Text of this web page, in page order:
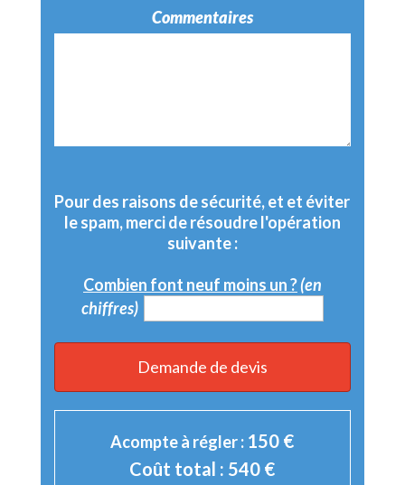
Commentaires
Pour des raisons de sécurité, et et éviter
le spam, merci de résoudre l'opération
suivante :
Combien font neuf moins un ?(en
chiffres)
Demande de devis
Acompte à régler : 150 €
Coût total : 540 €